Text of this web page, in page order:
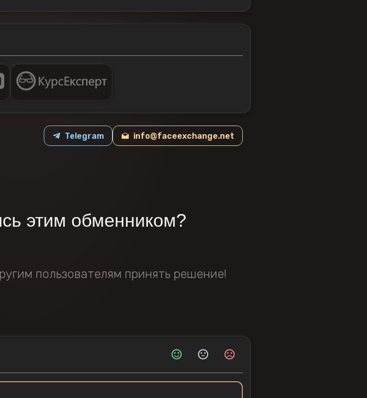
Telegram info@faceexchange.net
этим обменником?
пользователям принять решение!